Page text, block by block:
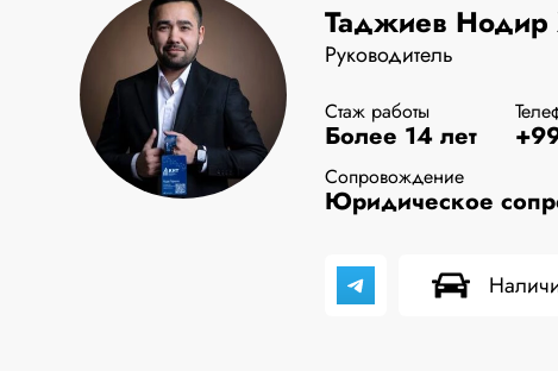
Таджиев Нодир
Руководитель
Стаж работы
Более 14 лет
Сопровождение
Юридическое